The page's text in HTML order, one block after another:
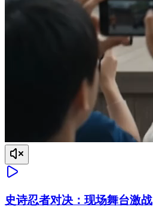
史诗忍者对决：现场舞台激战